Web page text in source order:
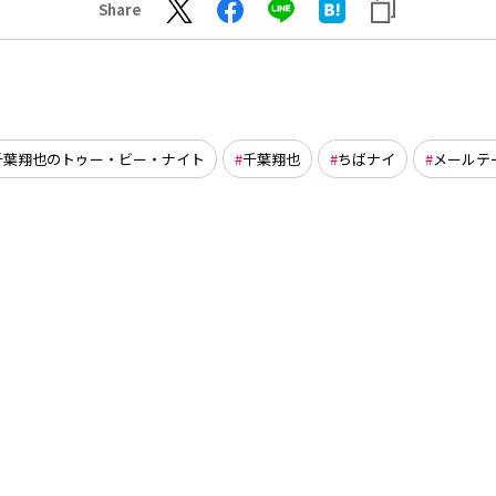
Share
翔也のトゥー・ビー・ナイト 千葉翔也 ちばナイ メールテ